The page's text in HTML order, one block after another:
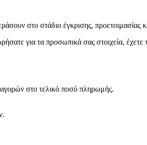
στο στάδιο έγκρισης,
για τα προσωπικά σας στοιχεία,
στο τελικό ποσό πληρωμής.